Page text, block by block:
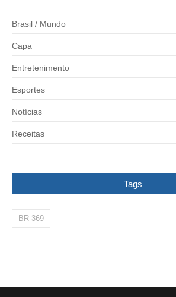
Brasil / Mundo
Capa
Entretenimento
Esportes
Notícias
Receitas
Tags
BR-369